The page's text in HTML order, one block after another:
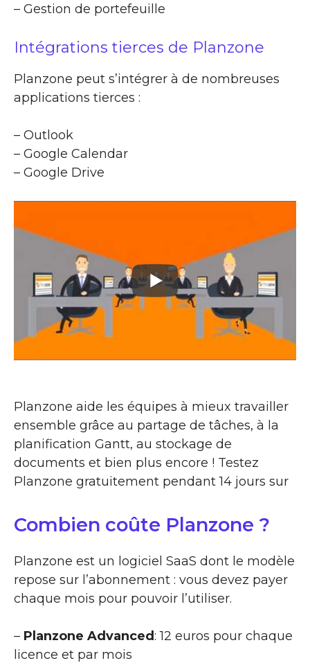
– Gestion de portefeuille
Intégrations tierces de Planzone
Planzone peut s’intégrer à de nombreuses
applications tierces :
– Outlook
– Google Calendar
– Google Drive
Planzone aide les équipes à mieux travailler
ensemble grâce au partage de tâches, à la
planification Gantt, au stockage de
documents et bien plus encore ! Testez
Planzone gratuitement pendant 14 jours sur
Combien coûte Planzone ?
Planzone est un logiciel SaaS dont le modèle
repose sur l’abonnement : vous devez payer
chaque mois pour pouvoir l’utiliser.
– Planzone Advanced: 12 euros pour chaque
licence et par mois